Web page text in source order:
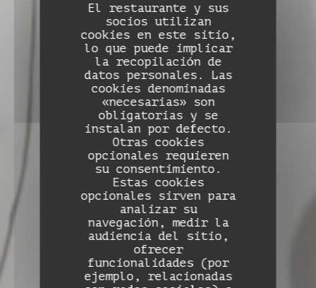
El restaurante y sus
socios utilizan
cookies en este sitio,
lo que puede implicar
la recopilación de
datos personales. Las
cookies denominadas
«necesarias» son
obligatorias y se
instalan por defecto.
Otras cookies
opcionales requieren
su consentimiento.
Estas cookies
opcionales sirven para
analizar su
navegación, medir la
audiencia del sitio,
ofrecer
funcionalidades (por
ejemplo, relacionadas